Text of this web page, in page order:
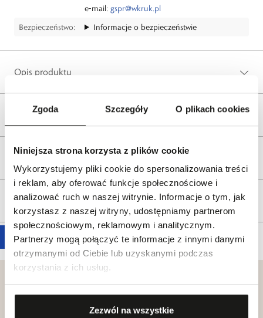
Zgoda Szczegóły O plikach cookies
Niniejsza strona korzysta z plików cookie
Wykorzystujemy pliki cookie do spersonalizowania treści
i reklam, aby oferować funkcje społecznościowe i
analizować ruch w naszej witrynie. Informacje o tym, jak
korzystasz z naszej witryny, udostępniamy partnerom
społecznościowym, reklamowym i analitycznym.
Partnerzy mogą połączyć te informacje z innymi danymi
otrzymanymi od Ciebie lub uzyskanymi podczas
korzystania z ich usług.
Zezwól na wszystkie
e-mail: gspr@wkruk.pl
Bezpieczeństwo:
Informacje o bezpieczeństwie
Opis produktu
Wysyłka
Reklamacje i zwroty
Tagi